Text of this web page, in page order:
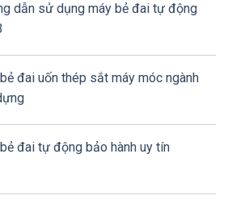
dẫn sử dụng máy bẻ đai tự động
đai uốn thép sắt máy móc ngành
đai tự động bảo hành uy tín